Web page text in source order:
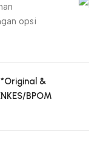
opsi
*Original &
BPOM